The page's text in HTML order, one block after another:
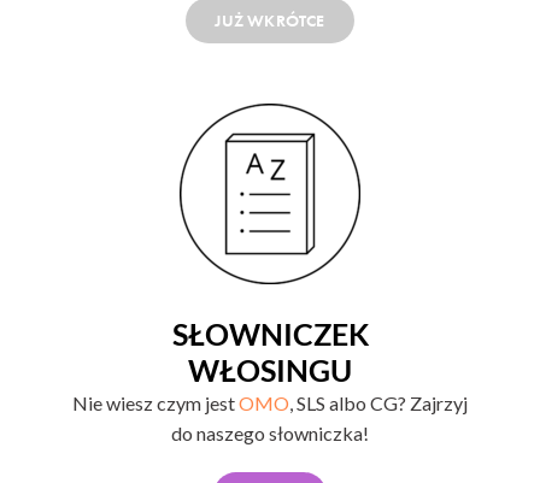
JUŻ WKRÓTCE
SŁOWNICZEK
WŁOSINGU
Nie wiesz czym jestOMO, SLS albo CG? Zajrzyj
do naszego słowniczka!